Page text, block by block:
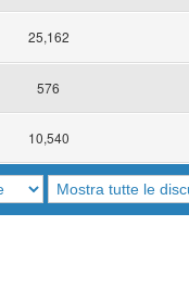
25,162
576
10,540